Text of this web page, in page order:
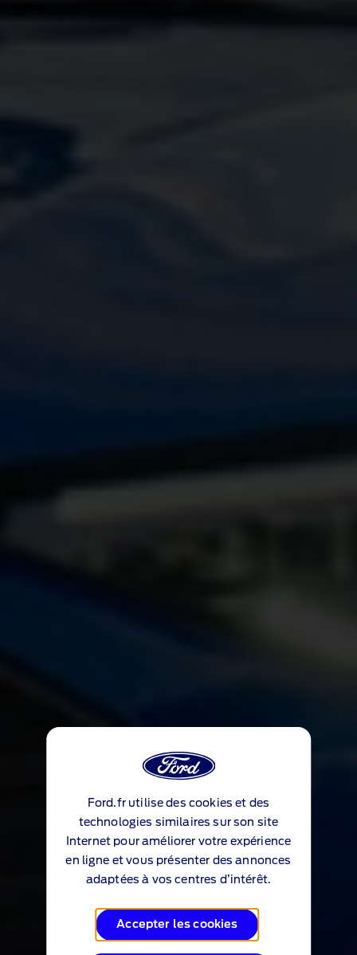
Ford.fr utilise des cookies et des
technologies similaires sur son site
Internet pour améliorer votre expérience
en ligne et vous présenter des annonces
adaptées à vos centres d’intérêt.
Accepter les cookies